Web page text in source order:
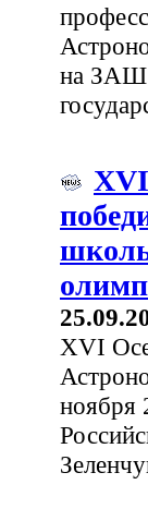
на ЗАШ
XVI
ноября